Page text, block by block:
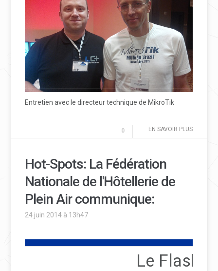
Entretien avec le directeur technique de MikroTik
EN SAVOIR PLUS
0
Hot-Spots: La Fédération
Nationale de l'Hôtellerie de
Plein Air communique:
24 juin 2014 à 13h47
Le Flash